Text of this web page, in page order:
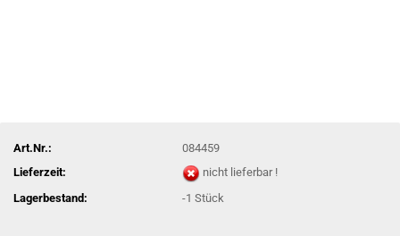
Art.Nr.:
084459
Lieferzeit:
nicht lieferbar !
Lagerbestand:
-1Stück